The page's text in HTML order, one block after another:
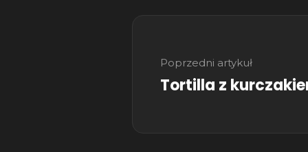
Poprzedni artykuł
Tortilla z